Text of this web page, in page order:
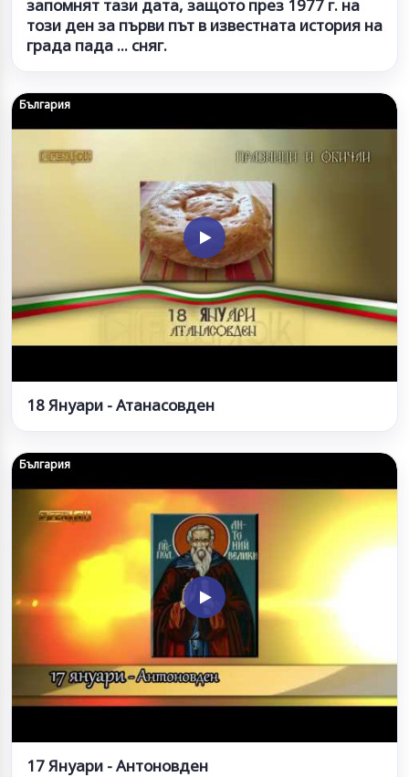
запомнят тази дата, защото през 1977 г. на
този ден за първи път в известната история на
града пада ... сняг.
България
18 Януари - Атанасовден
България
17 Януари - Антоновден